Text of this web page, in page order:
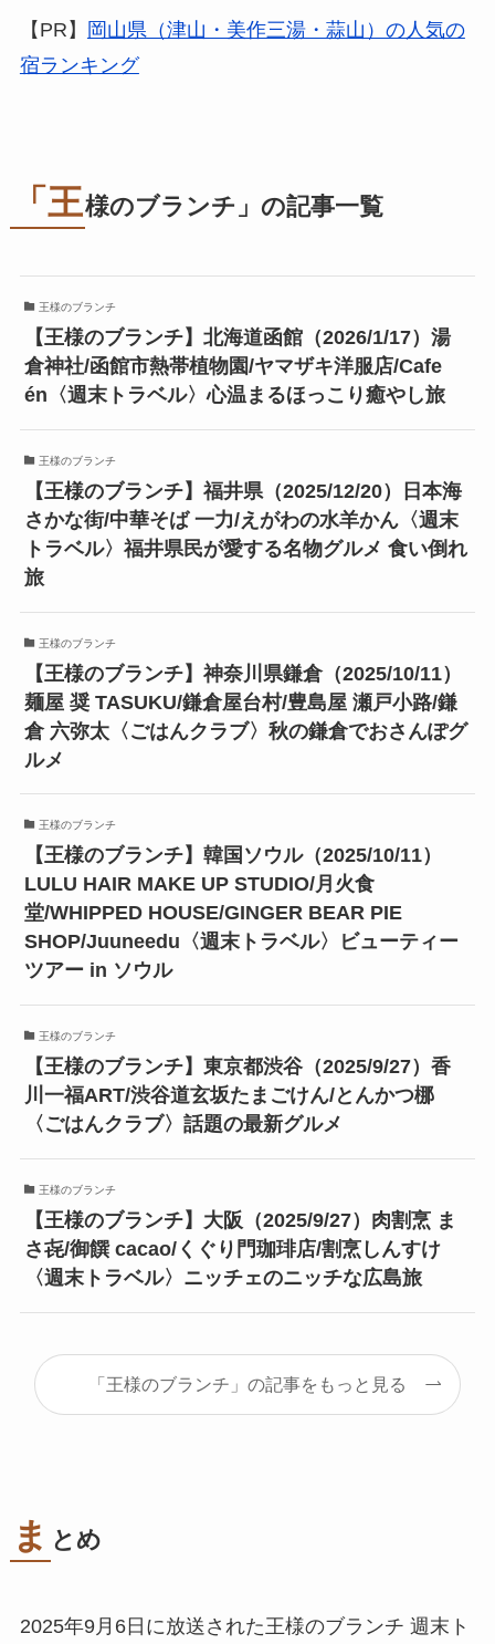
【PR】
岡山県（津山・美作三湯・蒜山）の人気の
宿ランキング
「王様のブランチ」の記事一覧
王様のブランチ
【王様のブランチ】北海道函館（2026/1/17）湯
倉神社/函館市熱帯植物園/ヤマザキ洋服店/Cafe
én〈週末トラベル〉心温まるほっこり癒やし旅
王様のブランチ
【王様のブランチ】福井県（2025/12/20）日本海
さかな街/中華そば 一力/えがわの水羊かん〈週末
トラベル〉福井県民が愛する名物グルメ 食い倒れ
旅
王様のブランチ
【王様のブランチ】神奈川県鎌倉（2025/10/11）
麺屋 奨 TASUKU/鎌倉屋台村/豊島屋 瀬戸小路/鎌
倉 六弥太〈ごはんクラブ〉秋の鎌倉でおさんぽグ
ルメ
王様のブランチ
【王様のブランチ】韓国ソウル（2025/10/11）
LULU HAIR MAKE UP STUDIO/月火食
堂/WHIPPED HOUSE/GINGER BEAR PIE
SHOP/Juuneedu〈週末トラベル〉ビューティー
ツアー in ソウル
王様のブランチ
【王様のブランチ】東京都渋谷（2025/9/27）香
川一福ART/渋谷道玄坂たまごけん/とんかつ梛
〈ごはんクラブ〉話題の最新グルメ
王様のブランチ
【王様のブランチ】大阪（2025/9/27）肉割烹 ま
さ㐂/御饌 cacao/くぐり門珈琲店/割烹しんすけ
〈週末トラベル〉ニッチェのニッチな広島旅
「王様のブランチ」の記事をもっと見る
ま とめ
2025年9月6日に放送された王様のブランチ 週末ト